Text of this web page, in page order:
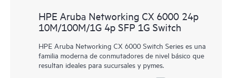
HPE Aruba Networking CX 6000 24p
10M/100M/1G 4p SFP 1G Switch
HPE Aruba Networking CX 6000 Switch Series es una
familia moderna de conmutadores de nivel básico que
resultan ideales para sucursales y pymes.